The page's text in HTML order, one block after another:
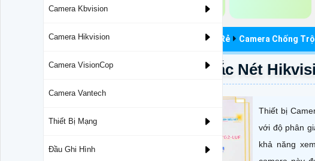
Camera Kbvision
Camera Hikvision
Camera VisionCop
Camera Vantech
Thiết Bị Mạng
Đầu Ghi Hình
Camera Quan Sát Camera Hikvision Giá Rẻ Camera Chống
DS-2CD1147G2-LUF Sắc Nét
Thiết bị
với độ phân
khả năng